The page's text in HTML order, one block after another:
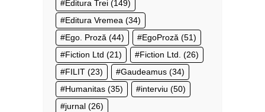
Editura Trei (149)
Editura Vremea (34)
Ego. Proză (44) EgoProză (51)
Fiction Ltd (21) Fiction Ltd. (26)
FILIT (23) Gaudeamus (34)
Humanitas (35) interviu (50)
jurnal (26)